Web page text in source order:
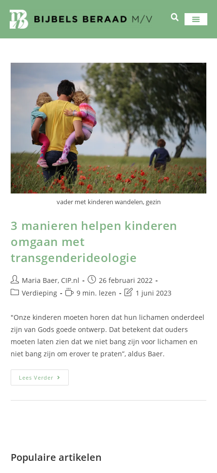
vader met kinderen wandelen, gezin
3 manieren helpen kinderen
omgaan met
transgenderideologie
Maria Baer, CIP.nl
26 februari 2022
Verdieping
9 min. lezen 1 juni 2023
"Onze kinderen moeten horen dat hun lichamen onderdeel
zijn van Gods goede ontwerp. Dat betekent dat ouders
moeten laten zien dat we niet bang zijn voor lichamen en
niet bang zijn om erover te praten”, aldus Baer.
Lees Verder
Populaire artikelen